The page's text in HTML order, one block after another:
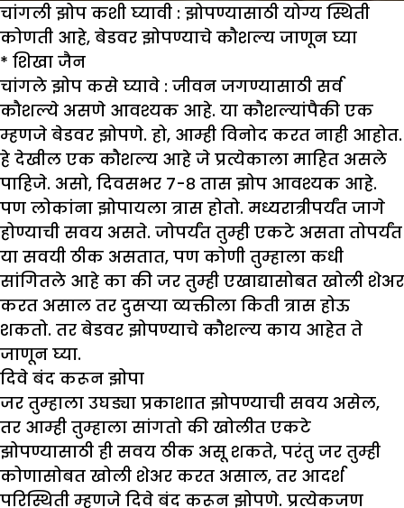
चांगली झोप कशी घ्यावी : झोपण्यासाठी योग्य स्थिती
कोणती आहे, बेडवर झोपण्याचे कौशल्य जाणून घ्या
* शिखा जैन
चांगले झोप कसे घ्यावे : जीवन जगण्यासाठी सर्व
कौशल्ये असणे आवश्यक आहे. या कौशल्यांपैकी एक
म्हणजे बेडवर झोपणे. हो, आम्ही विनोद करत नाही आहोत.
हे देखील एक कौशल्य आहे जे प्रत्येकाला माहित असले
पाहिजे. असो, दिवसभर ७-८ तास झोप आवश्यक आहे.
पण लोकांना झोपायला त्रास होतो. मध्यरात्रीपर्यंत जागे
होण्याची सवय असते. जोपर्यंत तुम्ही एकटे असता तोपर्यंत
या सवयी ठीक असतात, पण कोणी तुम्हाला कधी
सांगितले आहे का की जर तुम्ही एखाद्यासोबत खोली शेअर
करत असाल तर दुसऱ्या व्यक्तीला किती त्रास होऊ
शकतो. तर बेडवर झोपण्याचे कौशल्य काय आहेत ते
जाणून घ्या.
दिवे बंद करून झोपा
जर तुम्हाला उघड्या प्रकाशात झोपण्याची सवय असेल,
तर आम्ही तुम्हाला सांगतो की खोलीत एकटे
झोपण्यासाठी ही सवय ठीक असू शकते, परंतु जर तुम्ही
कोणासोबत खोली शेअर करत असाल, तर आदर्श
परिस्थिती म्हणजे दिवे बंद करून झोपणे. प्रत्येकजण